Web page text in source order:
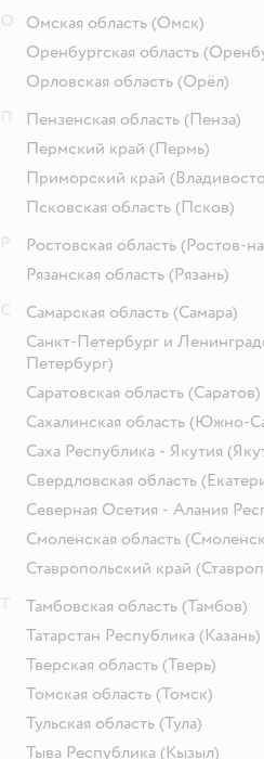
Омская область (Омск)
Оренбургская область
Орловская область (Орёл)
Пензенская область (Пенза)
Пермский край (Пермь)
Приморский край
Псковская область (Псков)
Ростовская область (Ростов-
Рязанская область (Рязань)
Самарская область (Самара)
Санкт-Петербург и
Петербург)
Саратовская область (Саратов)
Сахалинская область (Южно-
Саха Республика - Якутия
Свердловская область
Северная Осетия - Алания
Смоленская область
Ставропольский край
Тамбовская область (Тамбов)
Татарстан Республика (Казань)
Тверская область (Тверь)
Томская область (Томск)
Тульская область (Тула)
Тыва Республика (Кызыл)